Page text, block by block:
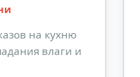
на кухню
влаги и